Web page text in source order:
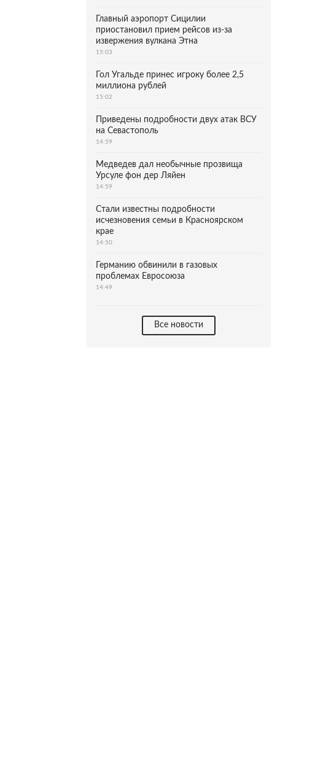
Главный аэропорт Сицилии
приостановил прием рейсов из-за
извержения вулкана Этна
15:03
Гол Угальде принес игроку более 2,5
миллиона рублей
15:02
Приведены подробности двух атак ВСУ
на Севастополь
14:59
Медведев дал необычные прозвища
Урсуле фон дер Ляйен
14:59
Стали известны подробности
исчезновения семьи в Красноярском
крае
14:50
Германию обвинили в газовых
проблемах Евросоюза
14:49
Все новости